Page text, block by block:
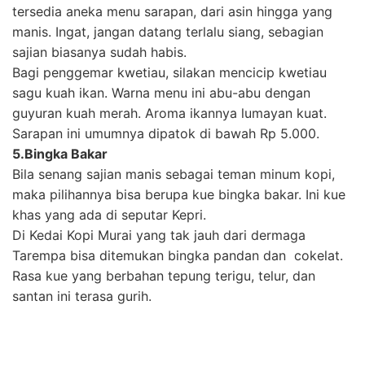
tersedia aneka menu sarapan, dari asin hingga yang
manis. Ingat, jangan datang terlalu siang, sebagian
sajian biasanya sudah habis.
Bagi penggemar kwetiau, silakan mencicip kwetiau
sagu kuah ikan. Warna menu ini abu-abu dengan
guyuran kuah merah. Aroma ikannya lumayan kuat.
Sarapan ini umumnya dipatok di bawah Rp 5.000.
5.Bingka Bakar
Bila senang sajian manis sebagai teman minum kopi,
maka pilihannya bisa berupa kue bingka bakar. Ini kue
khas yang ada di seputar Kepri.
Di Kedai Kopi Murai yang tak jauh dari dermaga
Tarempa bisa ditemukan bingka pandan dan cokelat.
Rasa kue yang berbahan tepung terigu, telur, dan
santan ini terasa gurih.